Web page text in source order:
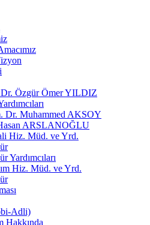
Özgür Ömer YILDIZ
Dr. Muhammed AKSOY
ARSLANOĞLU
Hiz. Müd. ve Yrd.
Yardımcıları
Hiz. Müd. ve Yrd.
Adli)
Hakkında